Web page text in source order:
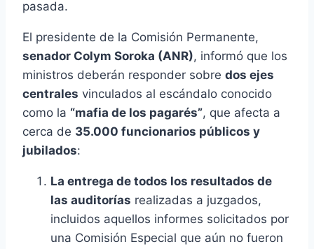
pasada.
El presidente de la Comisión Permanente,
senador Colym Soroka (ANR), informó que los
ministros deberán responder sobre dos ejes
centrales vinculados al escándalo conocido
como la “mafia de los pagarés”, que afecta a
cerca de 35.000 funcionarios públicos y
jubilados:
La entrega de todos los resultados de
las auditorías realizadas a juzgados,
incluidos aquellos informes solicitados por
una Comisión Especial que aún no fueron